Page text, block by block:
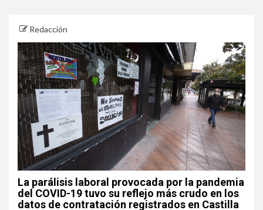
Redacción
La parálisis laboral provocada por la pandemia
del COVID-19 tuvo su reflejo más crudo en los
datos de contratación registrados en Castilla